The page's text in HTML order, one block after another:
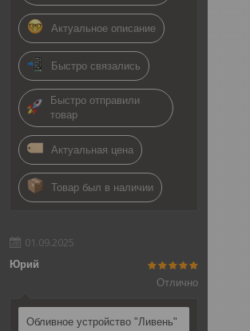
Актуальное описание
Быстро связались
Быстро отправили
товар
Актуальная цена
Товар был в наличии
01.09.2025
Юрий
Отлично
Обливное устройство "Ливень"